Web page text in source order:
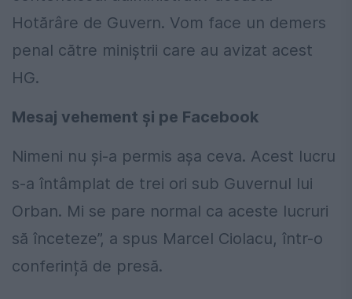
Hotărâre de Guvern. Vom face un demers
penal către miniștrii care au avizat acest
HG.
Mesaj vehement și pe Facebook
Nimeni nu și-a permis așa ceva. Acest lucru
s-a întâmplat de trei ori sub Guvernul lui
Orban. Mi se pare normal ca aceste lucruri
să înceteze”, a spus Marcel Ciolacu, într-o
conferință de presă.